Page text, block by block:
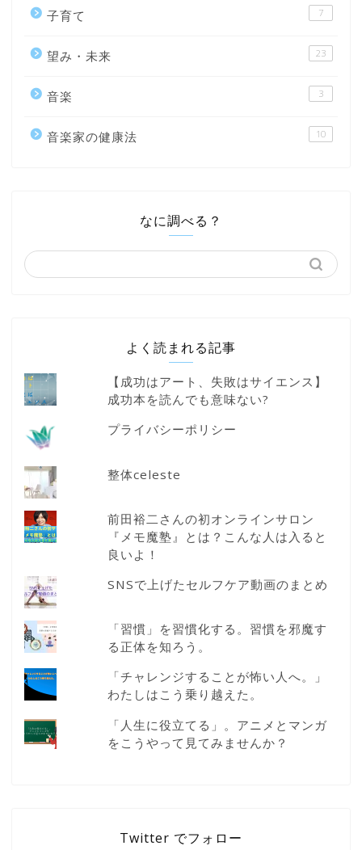
子育て 7
望み・未来 23
音楽 3
音楽家の健康法 10
なに調べる？
よく読まれる記事
【成功はアート、失敗はサイエンス】
成功本を読んでも意味ない?
プライバシーポリシー
整体celeste
前田裕二さんの初オンラインサロン
『メモ魔塾』とは？こんな人は入ると
良いよ！
SNSで上げたセルフケア動画のまとめ
「習慣」を習慣化する。習慣を邪魔す
る正体を知ろう。
「チャレンジすることが怖い人へ。」
わたしはこう乗り越えた。
「人生に役立てる」。アニメとマンガ
をこうやって見てみませんか？
Twitter でフォロー